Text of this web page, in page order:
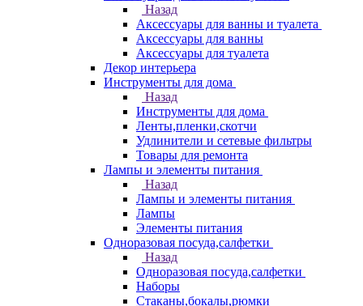
Назад
Аксессуары для ванны и туалета
Аксессуары для ванны
Аксессуары для туалета
Декор интерьера
Инструменты для дома
Назад
Инструменты для дома
Ленты,пленки,скотчи
Удлинители и сетевые фильтры
Товары для ремонта
Лампы и элементы питания
Назад
Лампы и элементы питания
Лампы
Элементы питания
Одноразовая посуда,салфетки
Назад
Одноразовая посуда,салфетки
Наборы
Стаканы,бокалы,рюмки